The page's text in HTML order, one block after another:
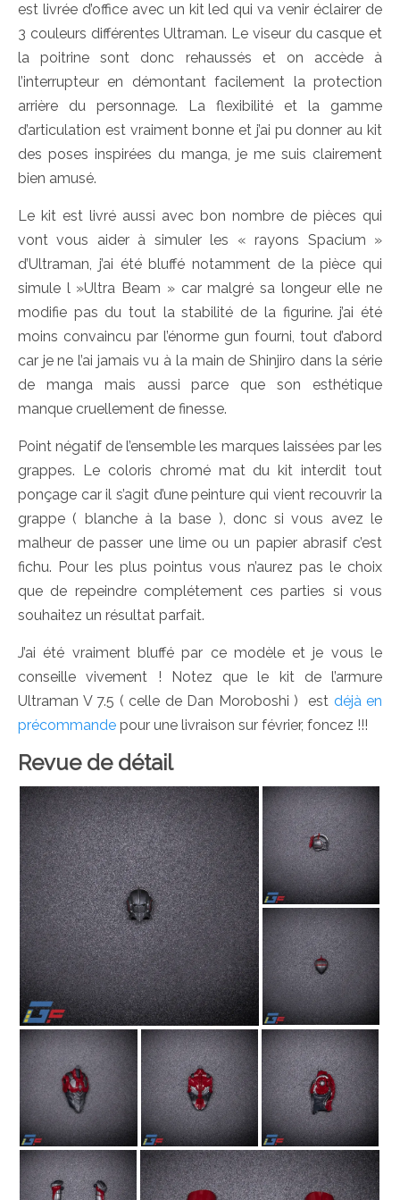
est livrée d’office avec un kit led qui va venir éclairer de
3 couleurs différentes Ultraman. Le viseur du casque et
la poitrine sont donc rehaussés et on accède à
l’interrupteur en démontant facilement la protection
arrière du personnage. La flexibilité et la gamme
d’articulation est vraiment bonne et j’ai pu donner au kit
des poses inspirées du manga, je me suis clairement
bien amusé.
Le kit est livré aussi avec bon nombre de pièces qui
vont vous aider à simuler les « rayons Spacium »
d’Ultraman, j’ai été bluffé notamment de la pièce qui
simule l »Ultra Beam » car malgré sa longeur elle ne
modifie pas du tout la stabilité de la figurine. j’ai été
moins convaincu par l’énorme gun fourni, tout d’abord
car je ne l’ai jamais vu à la main de Shinjiro dans la série
de manga mais aussi parce que son esthétique
manque cruellement de finesse.
Point négatif de l’ensemble les marques laissées par les
grappes. Le coloris chromé mat du kit interdit tout
ponçage car il s’agit d’une peinture qui vient recouvrir la
grappe ( blanche à la base ), donc si vous avez le
malheur de passer une lime ou un papier abrasif c’est
fichu. Pour les plus pointus vous n’aurez pas le choix
que de repeindre complétement ces parties si vous
souhaitez un résultat parfait.
J’ai été vraiment bluffé par ce modèle et je vous le
conseille vivement ! Notez que le kit de l’armure
Ultraman V 7.5 ( celle de Dan Moroboshi ) est déjà en
précommande pour une livraison sur février, foncez !!!
Revue de détail